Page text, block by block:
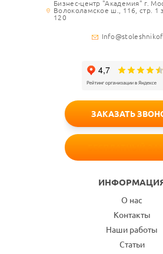
Бизнес-центр "Академия" г.
Волоколамское ш., 116, стр. 1
120
О нас
Контакты
Наши работы
Статьи
ЗАКАЗАТЬ